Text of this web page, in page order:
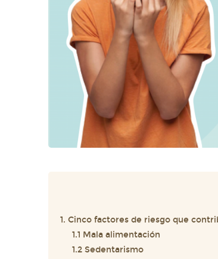
1. Cinco factores de riesgo que
1.1 Mala alimentación
1.2 Sedentarismo